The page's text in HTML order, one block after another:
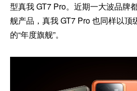
型真我 GT7 Pro。近期一大波品牌
舰产品，真我 GT7 Pro 也同样以顶
的“年度旗舰”。